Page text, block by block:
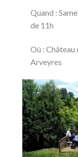
Quand :
de 11h
Où :
Arveyres